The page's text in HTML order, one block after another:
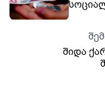
შიდა